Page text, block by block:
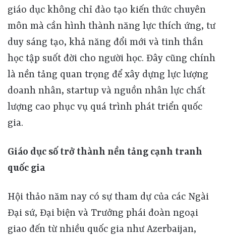
giáo dục không chỉ đào tạo kiến thức chuyên
môn mà cần hình thành năng lực thích ứng, tư
duy sáng tạo, khả năng đổi mới và tinh thần
học tập suốt đời cho người học. Đây cũng chính
là nền tảng quan trọng để xây dựng lực lượng
doanh nhân, startup và nguồn nhân lực chất
lượng cao phục vụ quá trình phát triển quốc
gia.
Giáo dục số trở thành nền tảng cạnh tranh
quốc gia
Hội thảo năm nay có sự tham dự của các Ngài
Đại sứ, Đại biện và Trưởng phái đoàn ngoại
giao đến từ nhiều quốc gia như Azerbaijan,